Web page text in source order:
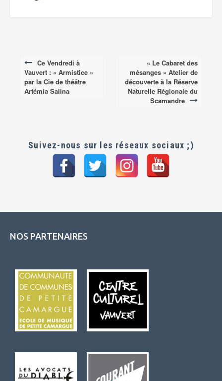
Post
navigation
Ce Vendredi à
Vauvert : « Armistice »
par la Cie de théâtre
Artémia Salina
« Le Cabaret des
mésanges » Atelier de
découverte à la Réserve
Naturelle Régionale du
Scamandre
Suivez-nous sur les réseaux sociaux ;)
NOS PARTENAIRES